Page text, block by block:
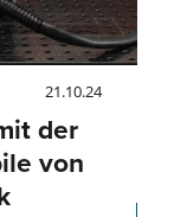
21.10.24
der
von